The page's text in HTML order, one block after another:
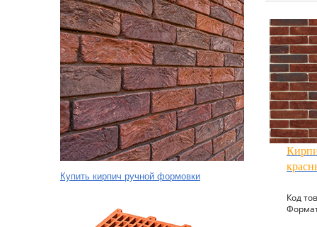
Купить кирпич ручной формовки
Код